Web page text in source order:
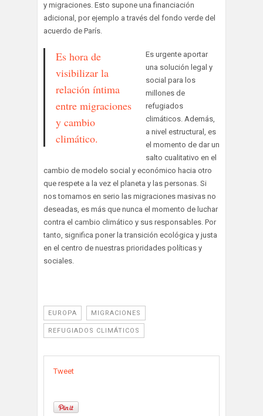
y migraciones. Esto supone una financiación
adicional, por ejemplo a través del fondo verde del
acuerdo de París.
Es hora de
visibilizar la
relación íntima
entre migraciones
y cambio
climático.
Es urgente aportar
una solución legal y
social para los
millones de
refugiados
climáticos. Además,
a nivel estructural, es
el momento de dar un
salto cualitativo en el
cambio de modelo social y económico hacia otro
que respete a la vez el planeta y las personas. Si
nos tomamos en serio las migraciones masivas no
deseadas, es más que nunca el momento de luchar
contra el cambio climático y sus responsables. Por
tanto, significa poner la transición ecológica y justa
en el centro de nuestras prioridades políticas y
sociales.
EUROPA MIGRACIONES
REFUGIADOS CLIMÁTICOS
Tweet